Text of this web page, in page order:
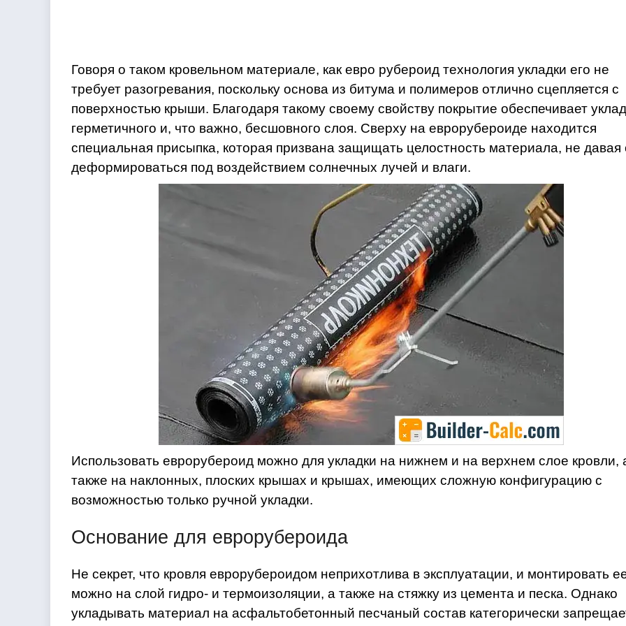
Говоря о таком кровельном материале, как евро рубероид технология укладки его не
требует разогревания, поскольку основа из битума и полимеров отлично сцепляется с
поверхностью крыши. Благодаря такому своему свойству покрытие обеспечивает
герметичного и, что важно, бесшовного слоя. Сверху на еврорубероиде находится
специальная присыпка, которая призвана защищать целостность материала, не давая
деформироваться под воздействием солнечных лучей и влаги.
Использовать еврорубероид можно для укладки на нижнем и на верхнем слое кровли,
также на наклонных, плоских крышах и крышах, имеющих сложную конфигурацию с
возможностью только ручной укладки.
Основание для еврорубероида
Не секрет, что кровля еврорубероидом неприхотлива в эксплуатации, и монтировать
можно на слой гидро- и термоизоляции, а также на стяжку из цемента и песка. Однако
укладывать материал на асфальтобетонный песчаный состав категорически